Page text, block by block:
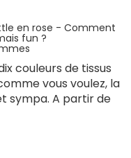
en rose - Comment
fun ?
couleurs de tissus
vous voulez, la
sympa. A partir de